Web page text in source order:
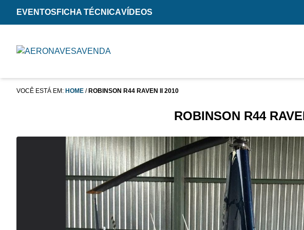
EVENTOS FICHA TÉCNICAVÍDEOS
VOCÊ ESTÁ EM: HOME / ROBINSON R44 RAVEN II 2010
ROBINSON R44